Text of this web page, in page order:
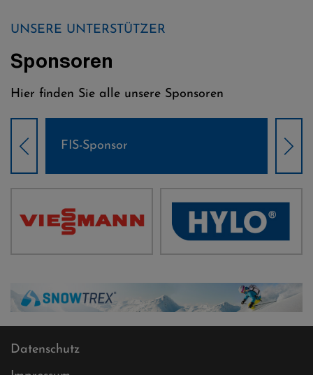
UNSERE UNTERSTÜTZER
Sponsoren
Hier finden Sie alle unsere Sponsoren
Weltcup-Sponsoren Damen